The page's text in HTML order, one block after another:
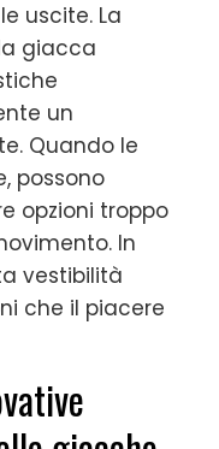
uscite. La
giacca
un
Quando le
possono
opzioni troppo
In
vestibilità
che il piacere